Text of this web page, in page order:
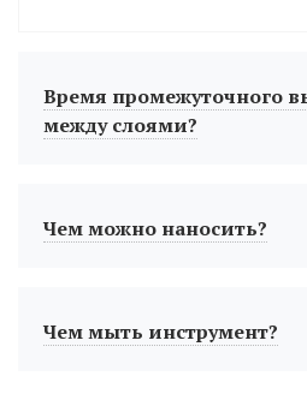
Время промежуточного
между слоями?
Чем можно наносить?
Чем мыть инструмент?